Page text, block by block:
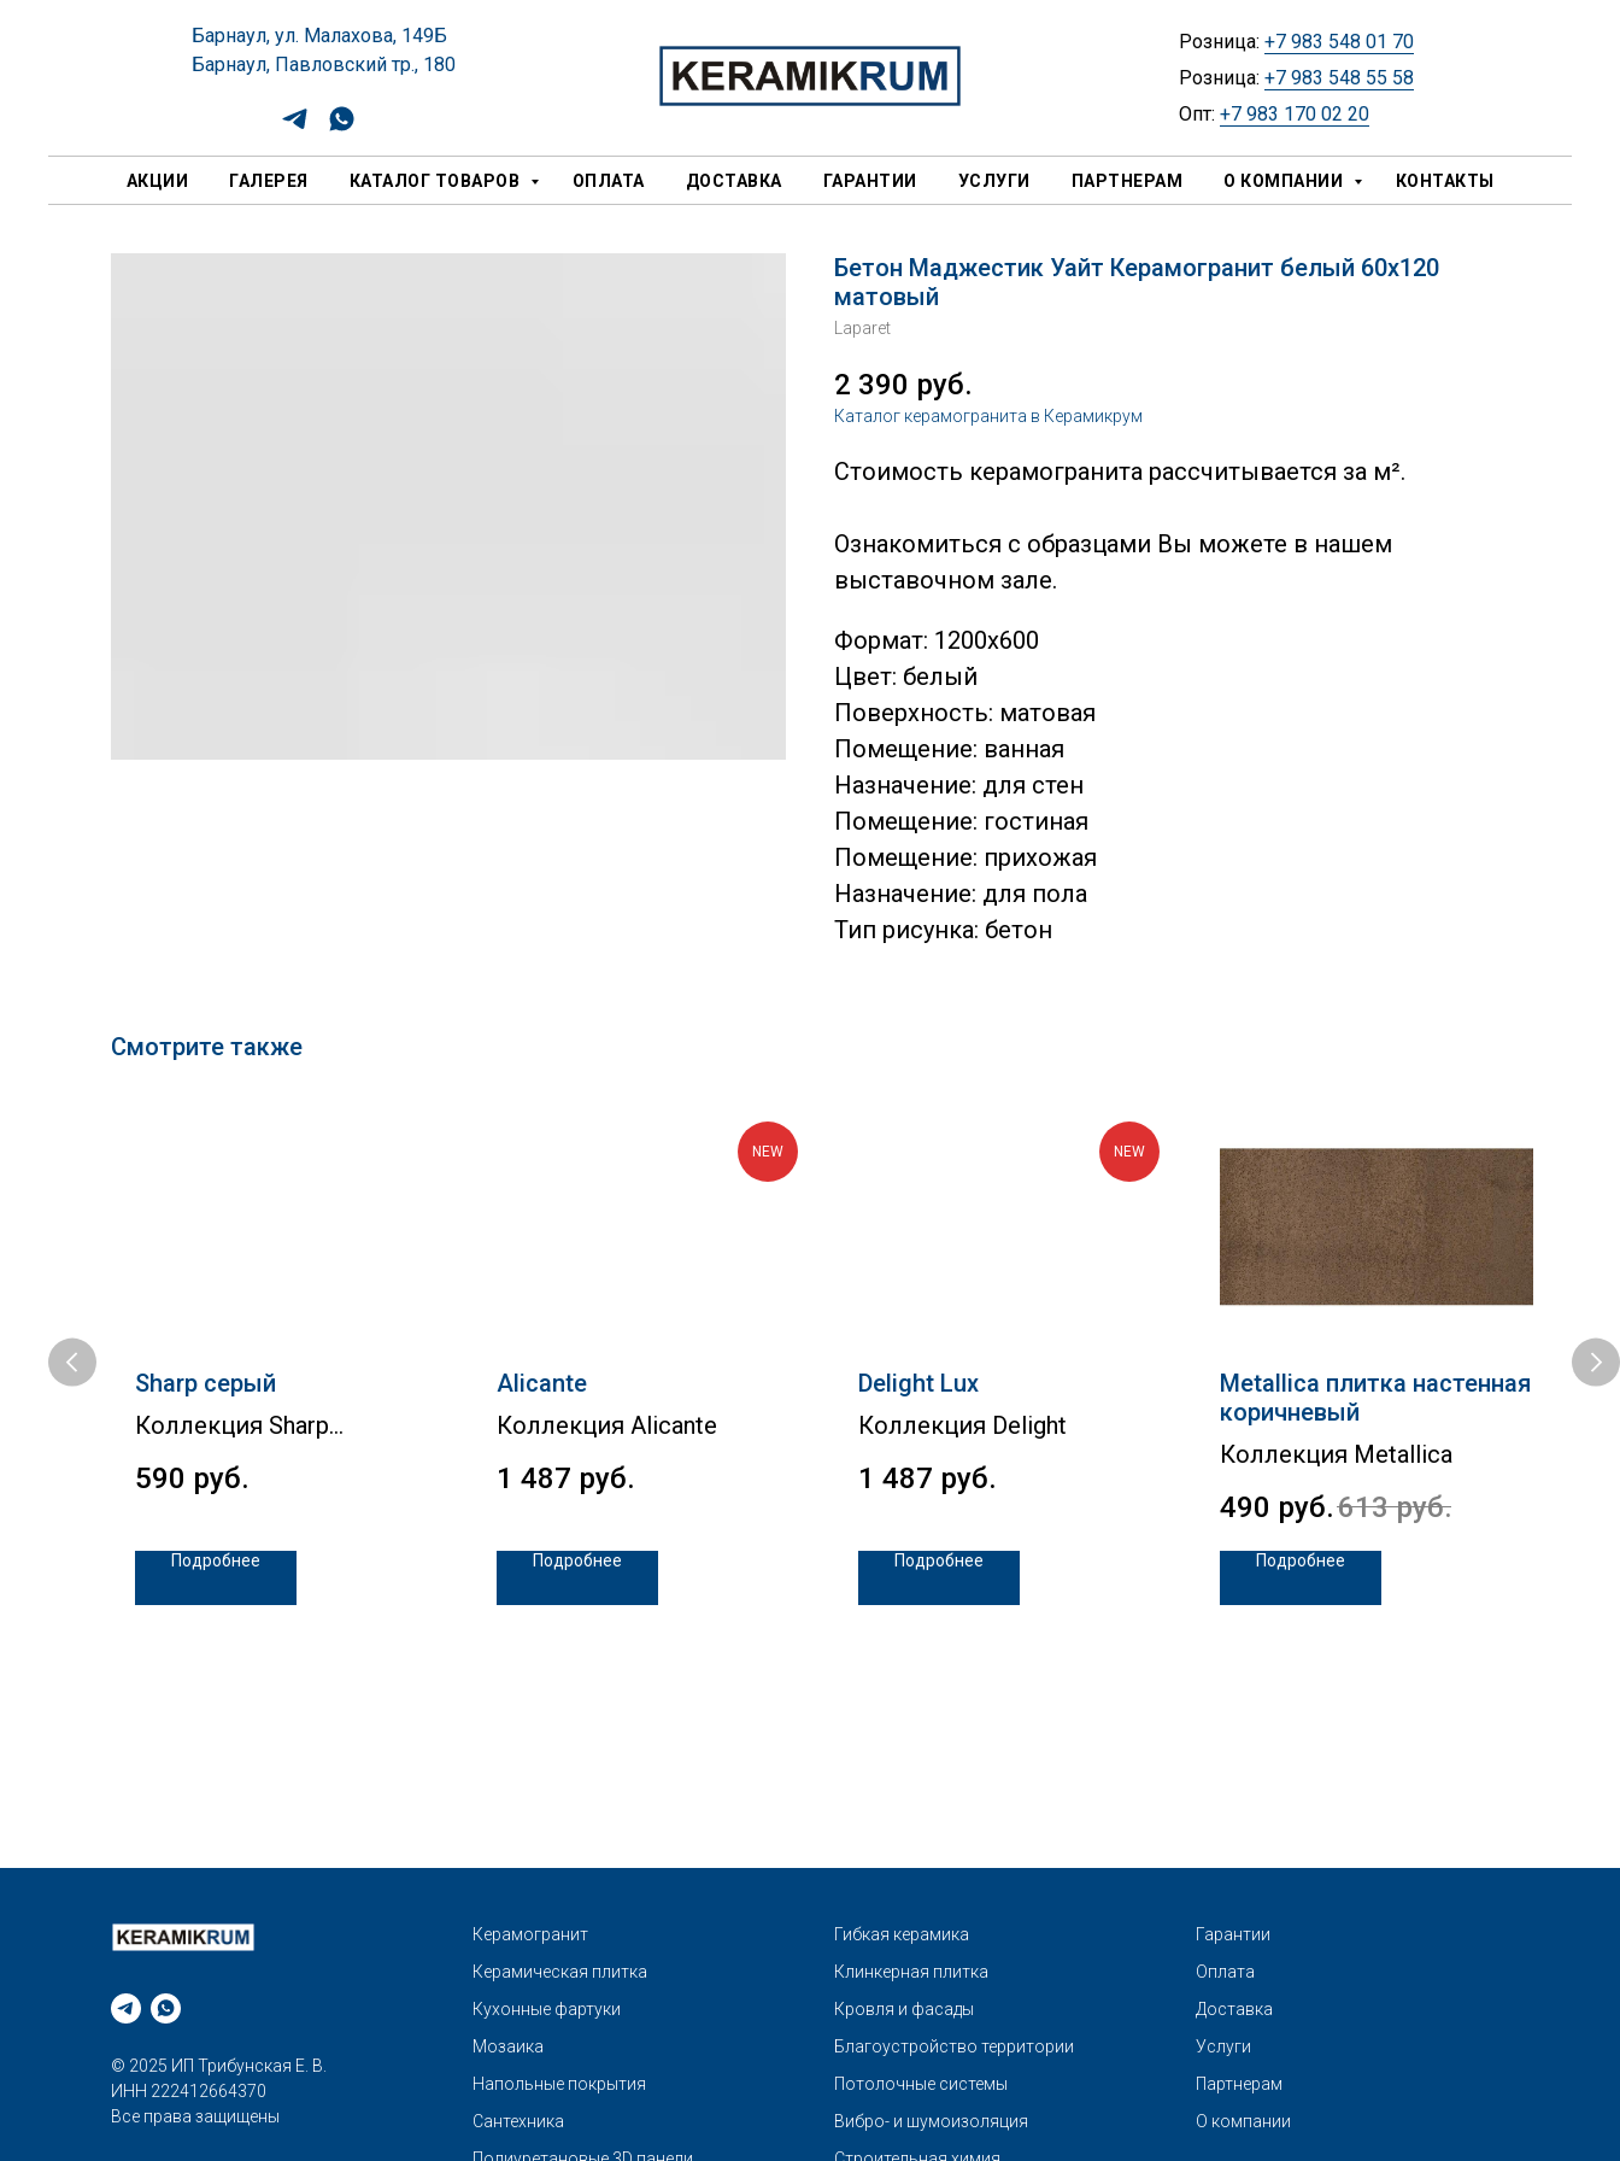
Барнаул, ул. Малахова, 149Б
Барнаул, Павловский тр., 180
Розница: +7 983 548 01 70
Розница: +7 983 548 55 58
Опт: +7 983 170 02 20
АКЦИИ ГАЛЕРЕЯ КАТАЛОГ ТОВАРОВ ОПЛАТА ДОСТАВКА ГАРАНТИИ УСЛУГИ ПАРТНЕРАМ О КОМПАНИИ КОНТАКТЫ
Бетон Маджестик Уайт Керамогранит белый 60х120
матовый
Laparet
2 390 руб.
Каталог керамогранита в Керамикрум
Стоимость керамогранита рассчитывается за м².
Ознакомиться с образцами Вы можете в нашем
выставочном зале.
Формат: 1200х600
Цвет: белый
Поверхность: матовая
Помещение: ванная
Назначение: для стен
Помещение: гостиная
Помещение: прихожая
Назначение: для пола
Тип рисунка: бетон
Смотрите также
Sharp серый
Коллекция Sharp
590 руб.
Подробнее
NEW
Alicante
Коллекция Alicante
1 487 руб.
Подробнее
NEW
Delight Lux
Коллекция Delight
1 487 руб.
Подробнее
Metallica плитка настенная
коричневый
Коллекция Metallica
490 руб.613 руб.
Подробнее
© 2025 ИП Трибунская Е. В.
ИНН 222412664370
Все права защищены
Керамогранит
Керамическая плитка
Кухонные фартуки
Мозаика
Напольные покрытия
Сантехника
Гибкая керамика
Клинкерная плитка
Кровля и фасады
Благоустройство территории
Потолочные системы
Вибро- и шумоизоляция
Гарантии
Оплата
Доставка
Услуги
Партнерам
О компании